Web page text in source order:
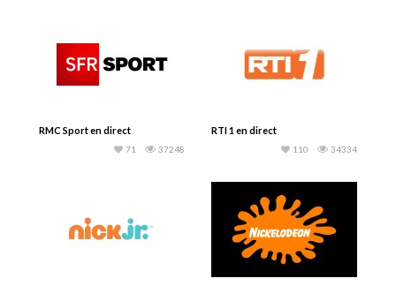
RMC Sport en direct
37248
71
RTI 1 en direct
34334
110